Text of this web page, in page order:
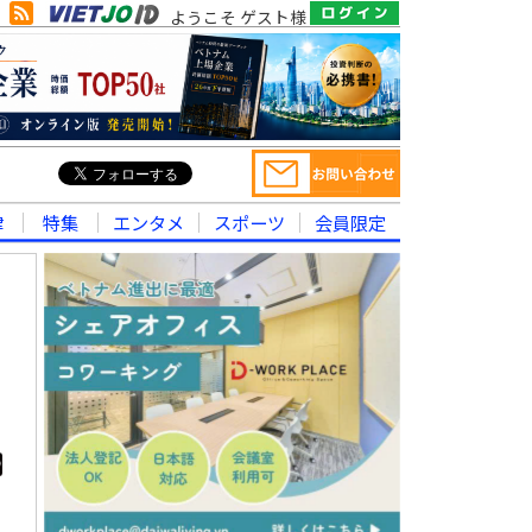
ようこそ ゲスト様
特集 エンタメ スポーツ 会員限定